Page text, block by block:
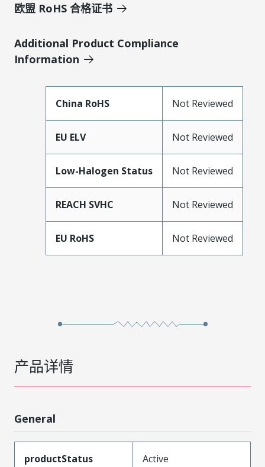
欧盟 RoHS 合格证书
Additional Product Compliance
Information
China RoHS Not Reviewed
EU ELV Not Reviewed
Low-Halogen Status Not Reviewed
REACH SVHC Not Reviewed
EU RoHS Not Reviewed
产品详情
General
productStatus Active